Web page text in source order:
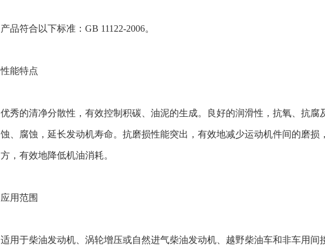
产品符合以下标准：GB 11122-2006。
性能特点
优秀的清净分散性，有效控制积碳、油泥的生成。良好的润滑性，抗氧、抗
蚀、腐蚀，延长发动机寿命。抗磨损性能突出，有效地减少运动机件间的磨
方，有效地降低机油消耗。
应用范围
适用于柴油发动机、涡轮增压或自然进气柴油发动机、越野柴油车和非车用间